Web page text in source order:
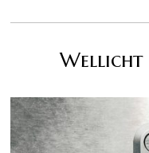
Wellicht